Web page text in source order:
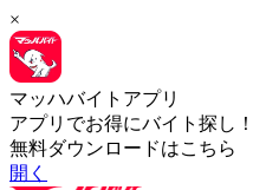
×
マッハバイトアプリ
アプリでお得にバイト探し！
無料ダウンロードはこちら
開く